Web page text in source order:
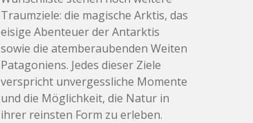
Traumziele: die magische Arktis, das
eisige Abenteuer der Antarktis
sowie die atemberaubenden Weiten
Patagoniens. Jedes dieser Ziele
verspricht unvergessliche Momente
und die Möglichkeit, die Natur in
ihrer reinsten Form zu erleben.